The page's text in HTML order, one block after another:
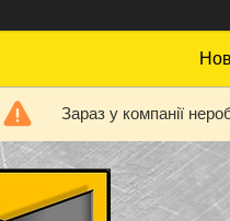
Зараз у компанії